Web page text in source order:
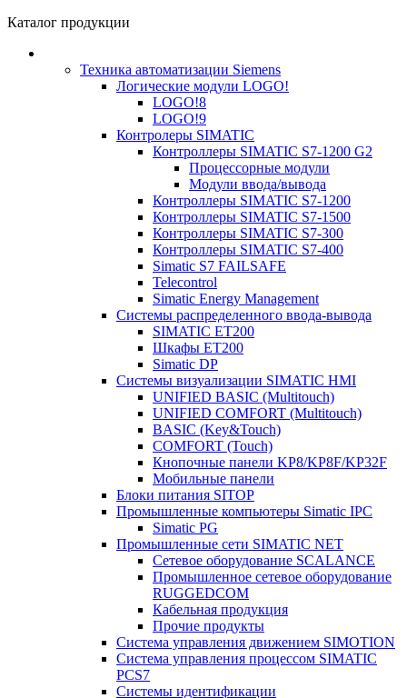
Каталог продукции
Техника автоматизации Siemens
Логические модули LOGO!
LOGO!8
LOGO!9
Контролеры SIMATIC
Контроллеры SIMATIC S7-1200 G2
Процессорные модули
Модули ввода/вывода
Контроллеры SIMATIC S7-1200
Контроллеры SIMATIC S7-1500
Контроллеры SIMATIC S7-300
Контроллеры SIMATIC S7-400
Simatic S7 FAILSAFE
Telecontrol
Simatic Energy Management
Системы распределенного ввода-вывода
SIMATIC ET200
Шкафы ET200
Simatic DP
Системы визуализации SIMATIC HMI
UNIFIED BASIC (Multitouch)
UNIFIED COMFORT (Multitouch)
BASIC (Key&Touch)
COMFORT (Touch)
Кнопочные панели KP8/KP8F/KP32F
Мобильные панели
Блоки питания SITOP
Промышленные компьютеры Simatic IPC
Simatic PG
Промышленные сети SIMATIC NET
Сетевое оборудование SCALANCE
Промышленное сетевое оборудование
RUGGEDCOM
Кабельная продукция
Прочие продукты
Система управления движением SIMOTION
Система управления процессом SIMATIC
PCS7
Системы идентификации